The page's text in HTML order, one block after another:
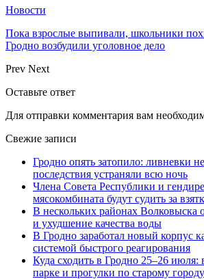
Новости
Пока взрослые выпивали, школьники
Гродно возбудили уголовное дело
Prev Next
Оставьте ответ
Для отправки комментария вам
Свежие записи
Гродно опять затопило: ливневки
последствия устраняли всю ночь
Члена Совета Республики и
мясокомбината будут судить за
В нескольких районах Волковыска
и ухудшение качества воды
В Гродно заработал новый корпус
системой быстрого реагирования
Куда сходить в Гродно 25–26 июля:
парке и прогулки по старому городу